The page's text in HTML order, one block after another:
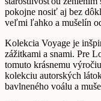
pokojne nosiť aj bez
veľmi ľahko a mušelín
Kolekcia Voyage je
zážitkami a snami. Pre
tomuto krásnemu
kolekciu autorských
bavlneného voálu a